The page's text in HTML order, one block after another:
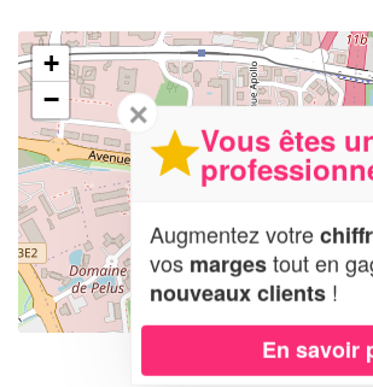
+
−
Leaflet| Map data ©
✕
Vous êtes
Augmentez votre
vos margestout en
nouveaux clients !
En savoir